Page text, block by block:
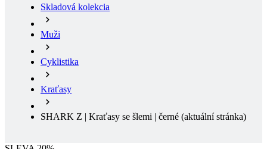
Cyklistika
Kraťasy
SHARK Z | Kraťasy se šlemi | černé
SLEVA 20%
Sleva SLEVA 20%